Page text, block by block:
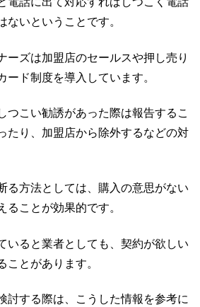
ないということです。
ーズは加盟店のセールスや押し売り
ード制度を導入しています。
つこい勧誘があった際は報告するこ
たり、加盟店から除外するなどの対
る方法としては、購入の意思がない
ることが効果的です。
いると業者としても、契約が欲しい
ことがあります。
討する際は、こうした情報を参考に